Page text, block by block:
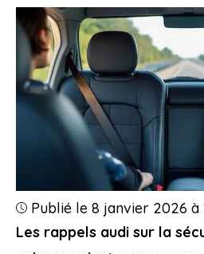
Les rappels audi sur la
Publié le 8 janvier 2026 à